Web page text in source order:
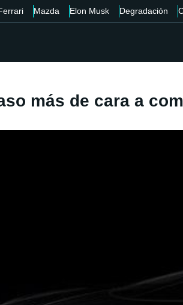
Mazda Elon Musk Degradación
más de cara a